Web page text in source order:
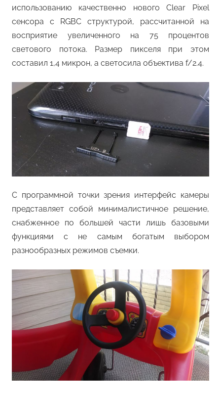
использованию качественно нового Clear Pixel
сенсора с RGBC структурой, рассчитанной на
восприятие увеличенного на 75 процентов
светового потока. Размер пикселя при этом
составил 1,4 микрон, а светосила объектива f/2.4.
С программной точки зрения интерфейс камеры
представляет собой минималистичное решение,
снабженное по большей части лишь базовыми
функциями с не самым богатым выбором
разнообразных режимов съемки.